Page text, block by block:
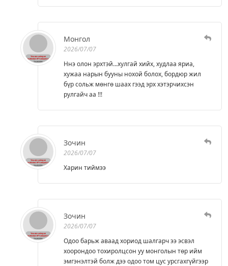
Монгол
2026/07/07
Ннэ олон эрхтэй...хулгай хийх, худлаа яриа,
хужаа нарын бууны нохой болох, бордюр жил
бүр сольж мөнгө шаах гээд эрх хэтэрчихсэн
рулгайч аа !!!
Зочин
2026/07/07
Харин тиймээ
Зочин
2026/07/07
Одоо барьж аваад хориод шалгарч ээ эсвэл
хоорондоо тохиролцсон уу монголын төр ийм
эмгэнэлтэй болж дээ одоо том цус урсгахгүйгээр